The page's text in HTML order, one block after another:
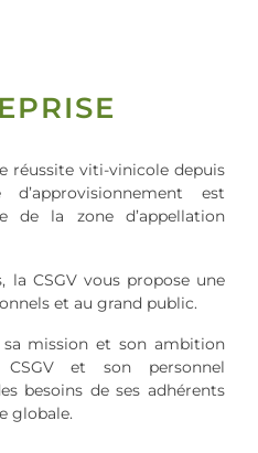
réussite viti-vinicole depuis
est
de la zone d’appellation
la CSGV vous propose une
et au grand public.
sa mission et son ambition
et son personnel
besoins de ses adhérents
globale.